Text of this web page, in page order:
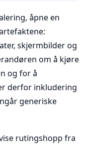
åpne en
skjermbilder og
om å kjøre
og for å
derfor inkludering
generiske
rutingshopp fra